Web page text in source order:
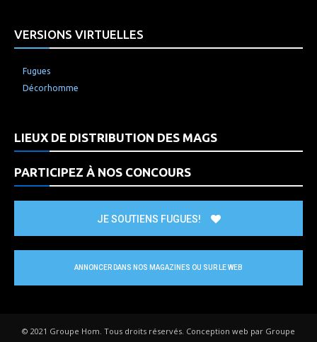
VERSIONS VIRTUELLES
Fugues
Décorhomme
LIEUX DE DISTRIBUTION DES MAGS
PARTICIPEZ À NOS CONCOURS
JE SOUTIENS FUGUES!
ANNONCER DANS NOS MAGAZINES OU SUR LE WEB
© 2021 Groupe Hom. Tous droits réservés. Conception web par Groupe